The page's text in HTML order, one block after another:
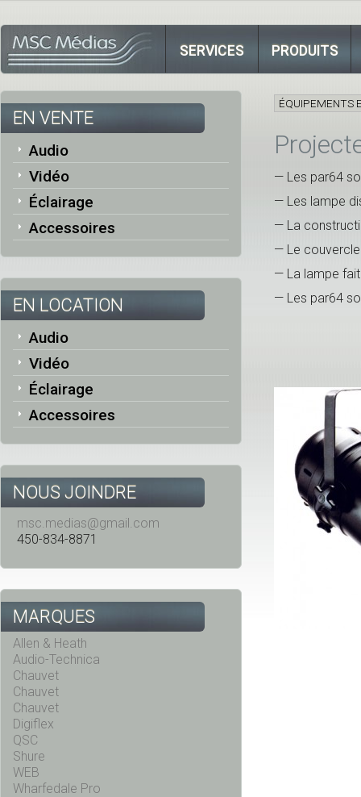
SERVICES PRODUITS
ÉQUIPEMENTS
— Les par64
— Les lampe
— La
— Le
— La lampe
— Les par64
EN VENTE
Audio
Vidéo
Éclairage
Accessoires
EN LOCATION
Audio
Vidéo
Éclairage
Accessoires
NOUS JOINDRE
msc.medias@gmail.com
450-834-8871
MARQUES
Allen & Heath
Audio-Technica
Chauvet
Chauvet
Chauvet
Digiflex
QSC
Shure
WEB
Wharfedale Pro